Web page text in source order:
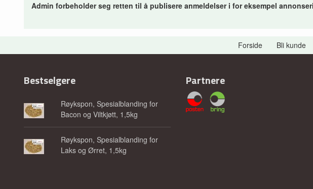
Admin forbeholder seg retten til å publisere anmeldelser i for eksempel
Forside Bli kunde
Bestselgere
Røykspon, Spesialblanding for
Bacon og Viltkjøtt, 1,5kg
Røykspon, Spesialblanding for
Laks og Ørret, 1,5kg
Partnere